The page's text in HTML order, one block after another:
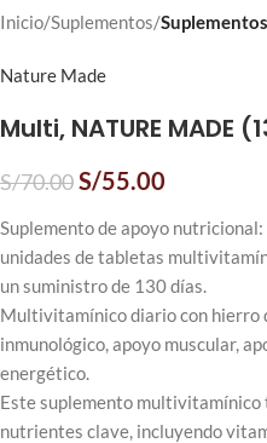
Inicio Suplementos
Nature Made
Multi, NATURE MADE
S/70.00S/55.00
Suplemento de apoyo
unidades de tabletas
un suministro de 130 días.
Multivitamínico diario con hierro
inmunológico, apoyo muscular,
energético.
Este suplemento multivitamínico
nutrientes clave, incluyendo